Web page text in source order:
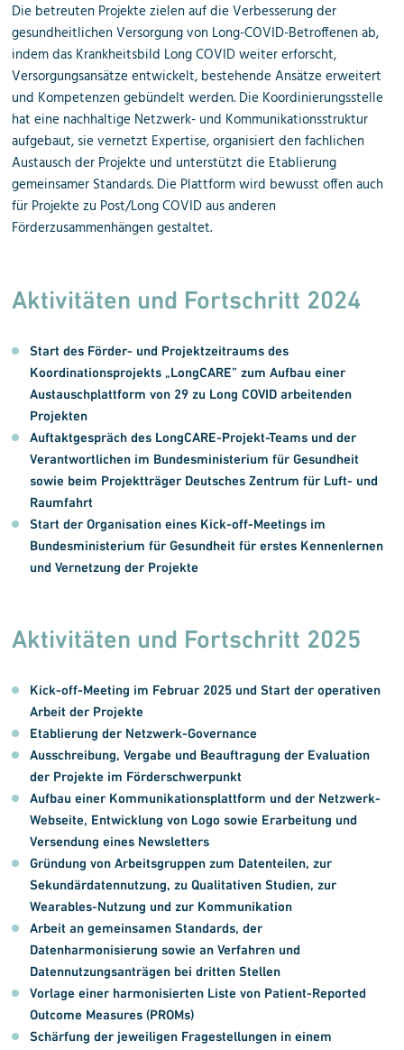
Die betreuten Projekte zielen auf die Verbesserung der
gesundheitlichen Versorgung von Long-COVID-Betroffenen ab,
indem das Krankheitsbild Long COVID weiter erforscht,
Versorgungsansätze entwickelt, bestehende Ansätze erweitert
und Kompetenzen gebündelt werden. Die Koordinierungsstelle
hat eine nachhaltige Netzwerk- und Kommunikationsstruktur
aufgebaut, sie vernetzt Expertise, organisiert den fachlichen
Austausch der Projekte und unterstützt die Etablierung
gemeinsamer Standards. Die Plattform wird bewusst offen auch
für Projekte zu Post/Long COVID aus anderen
Förderzusammenhängen gestaltet.
Aktivitäten und Fortschritt 2024
Start des Förder- und Projektzeitraums des
Koordinationsprojekts „LongCARE” zum Aufbau einer
Austauschplattform von 29 zu Long COVID arbeitenden
Projekten
Auftaktgespräch des LongCARE-Projekt-Teams und der
Verantwortlichen im Bundesministerium für Gesundheit
sowie beim Projektträger Deutsches Zentrum für Luft- und
Raumfahrt
Start der Organisation eines Kick-off-Meetings im
Bundesministerium für Gesundheit für erstes Kennenlernen
und Vernetzung der Projekte
Aktivitäten und Fortschritt 2025
Kick-off-Meeting im Februar 2025 und Start der operativen
Arbeit der Projekte
Etablierung der Netzwerk-Governance
Ausschreibung, Vergabe und Beauftragung der Evaluation
der Projekte im Förderschwerpunkt
Aufbau einer Kommunikationsplattform und der Netzwerk-
Webseite, Entwicklung von Logo sowie Erarbeitung und
Versendung eines Newsletters
Gründung von Arbeitsgruppen zum Datenteilen, zur
Sekundärdatennutzung, zu Qualitativen Studien, zur
Wearables-Nutzung und zur Kommunikation
Arbeit an gemeinsamen Standards, der
Datenharmonisierung sowie an Verfahren und
Datennutzungsanträgen bei dritten Stellen
Vorlage einer harmonisierten Liste von Patient-Reported
Outcome Measures (PROMs)
Schärfung der jeweiligen Fragestellungen in einem